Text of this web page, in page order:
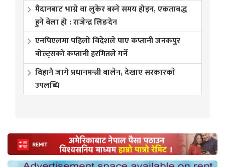
मैदानबाट भाग्ने वा लुकेर बस्ने समय होइन, एकताबद्ध
हुने बेला हो : राजेन्द्र लिङदेन
एनपिएलमा पहिलो विदेशले पाए कप्तानी जनकपुर
बोल्ट्सको कप्तानी हरमितले गर्ने
बिहानै जागे प्रधानमन्त्री बालेन, देखाए सरकारकाे
उपलब्धि